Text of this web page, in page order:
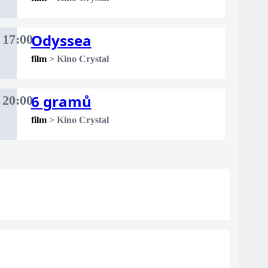
17:00Odyssea
film > Kino Crystal
20:006 gramů
film > Kino Crystal